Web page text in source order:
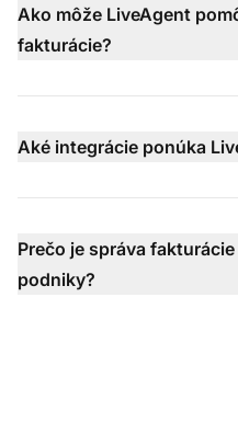
Ako môže LiveAgent
fakturácie?
Aké integrácie ponúka
Prečo je správa
podniky?